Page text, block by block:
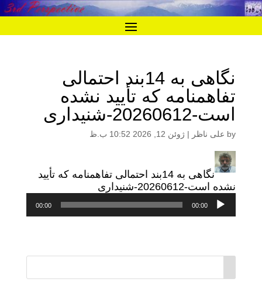
نگاهی به 14بند احتمالی
تفاهمنامه که تأیید نشده
است-20260612-شنیداری
by علی ناظر | ژوئن 12, 2026 10:52 ب.ظ
نگاهی به 14بند احتمالی تفاهمنامه که تأیید
نشده است-20260612-شنیداری
پخش‌کننده
صوت
00:00
00:00